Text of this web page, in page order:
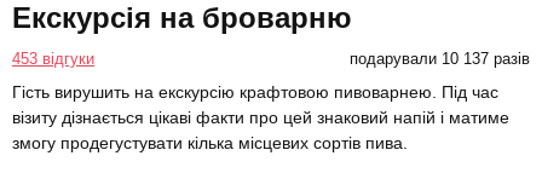
Екскурсія на броварню
453 відгуки подарували 10 137 разів
Гість вирушить на екскурсію крафтовою пивоварнею. Під час
візиту дізнається цікаві факти про цей знаковий напій і матиме
змогу продегустувати кілька місцевих сортів пива.